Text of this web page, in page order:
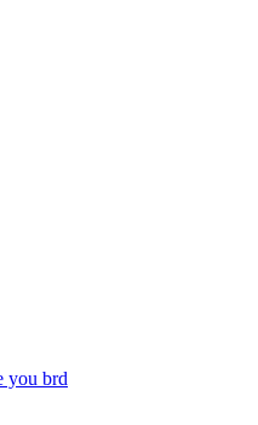
you brd